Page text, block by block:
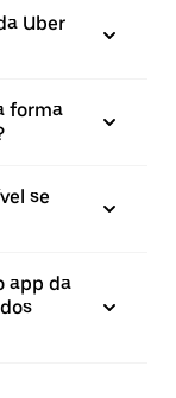
Uber
forma
se
app da